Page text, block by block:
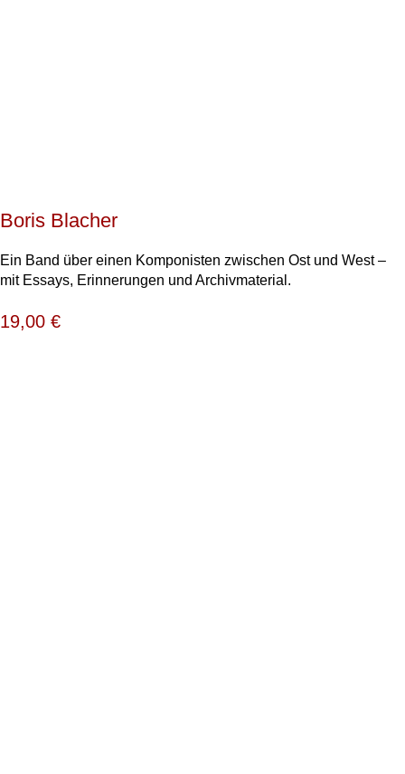
Boris Blacher
Ein Band über einen Komponisten zwischen Ost und West –
mit Essays, Erinnerungen und Archivmaterial.
19,00 €